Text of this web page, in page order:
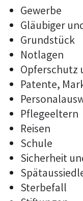
Gewerbe
Gläubiger
Grundstück
Notlagen
Opferschutz
Patente,
Pflegeeltern
Reisen
Schule
Sicherheit
Sterbefall